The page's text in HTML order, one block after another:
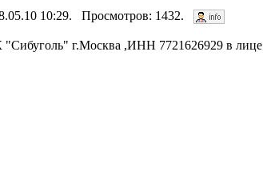
10:29. Просмотров: 1432.
г.Москва ,ИНН 7721626929 в лице